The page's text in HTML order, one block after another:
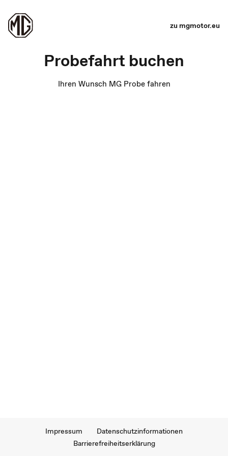
zu mgmotor.eu
Probefahrt buchen
Ihren Wunsch MG Probe fahren
Impressum
Datenschutzinformationen
Barrierefreiheitserklärung